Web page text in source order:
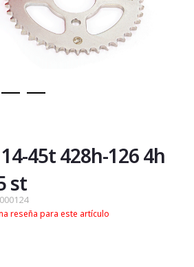
45t 428h-126 4h
st
reseña para este artículo